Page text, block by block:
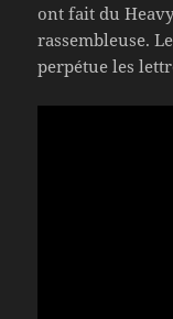
ont fait du
rassembleuse.
perpétue les